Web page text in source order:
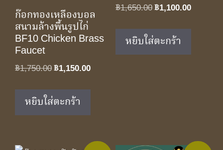
ก๊อกทองเหลืองบอล
สนามล้างพื้นรูปไก่
BF10 Chicken Brass
Faucet
฿1,750.00Original
฿1,750.00.
฿1,150.00Current
หยิบใส่ตะกร้า
฿1,650.00Original
฿1,650.00.
฿1,100.00Current
หยิบใส่ตะกร้า